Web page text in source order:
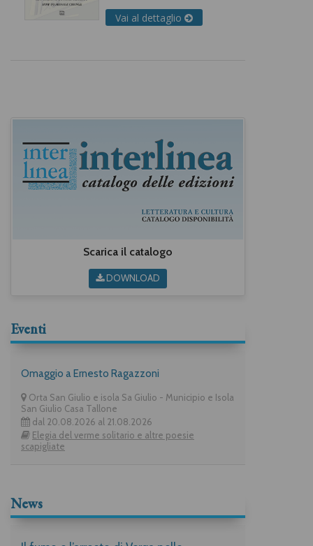
Vai al dettaglio
Scarica il catalogo
DOWNLOAD
Eventi
Omaggio a Ernesto Ragazzoni
Orta San Giulio e isola Sa Giulio - Municipio e Isola
San Giulio Casa Tallone
dal 20.08.2026 al 21.08.2026
Elegia del verme solitario e altre poesie
scapigliate
News